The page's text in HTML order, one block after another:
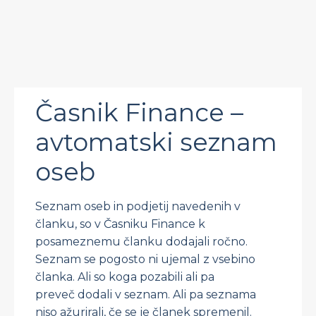
Časnik Finance –
avtomatski seznam
oseb
Seznam oseb in podjetij navedenih v
članku, so v Časniku Finance k
posameznemu članku dodajali ročno.
Seznam se pogosto ni ujemal z vsebino
članka. Ali so koga pozabili ali pa
preveč dodali v seznam. Ali pa seznama
niso ažurirali, če se je članek spremenil.